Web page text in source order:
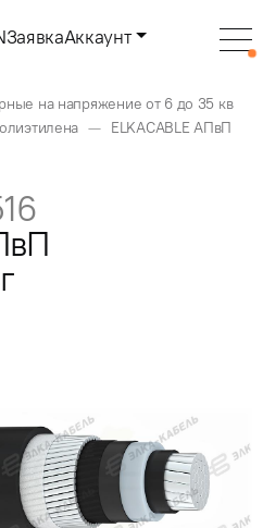
ЗаявкаАккаунт
на напряжение от 6 до 35 кв
ELKACABLE АПвП